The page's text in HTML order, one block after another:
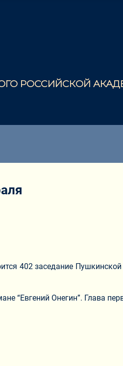
РОССИЙСКОЙ
402 заседание
“Евгений Онегин”. Глава